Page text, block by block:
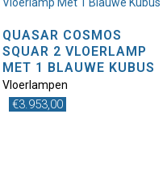
QUASAR COSMOS
SQUAR 2 VLOERLAMP
MET 1 BLAUWE KUBUS
Vloerlampen
€3.953,00